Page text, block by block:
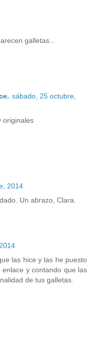
galletas...
sábado, 25 octubre,
originales
2014
Un abrazo, Clara.
las hice y las he puesto
y contando que las
de tus galletas.